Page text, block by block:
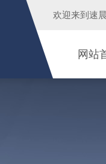
欢迎来到 速
网站